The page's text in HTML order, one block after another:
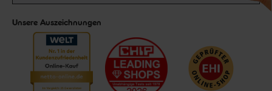
Unsere Auszeichnungen